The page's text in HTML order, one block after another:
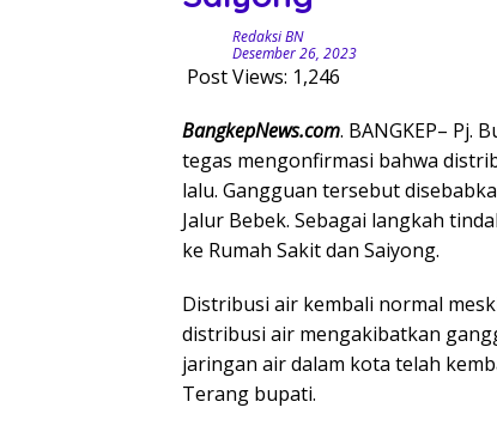
Redaksi BN
Desember 26, 2023
Post Views: 1,246
BangkepNews.com. BANGKEP– Pj.
tegas mengonfirmasi bahwa
lalu. Gangguan tersebut
Jalur Bebek. Sebagai langkah
ke Rumah Sakit dan Saiyong.
Distribusi air kembali normal
distribusi air mengakibatkan
jaringan air dalam kota telah
Terang bupati.